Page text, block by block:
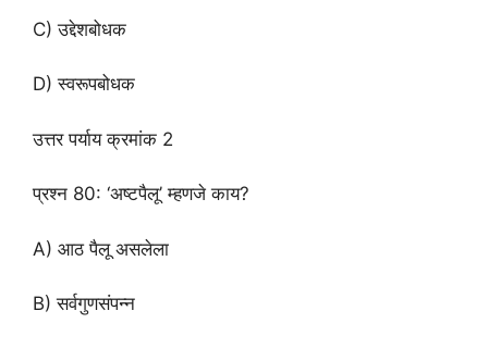
C) उद्देशबोधक
D) स्वरूपबोधक
उत्तर पर्याय क्रमांक 2
प्रश्न 80: ‘अष्टपैलू’ म्हणजे काय?
A) आठ पैलू असलेला
B) सर्वगुणसंपन्न